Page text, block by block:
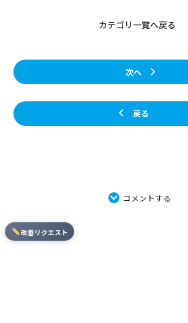
戻る
カテゴリ一覧へ戻る
次へ
コメントする
改善リクエスト